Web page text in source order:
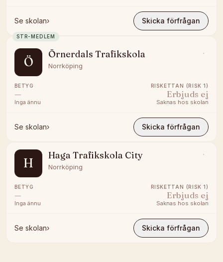
Se skolan› Skicka förfrågan
STR-MEDLEM
Ö
Örnerdals Trafikskola
Norrköping
BETYG
—
Inga ännu
RISKETTAN (RISK 1)
Erbjuds ej
Saknas hos skolan
Se skolan› Skicka förfrågan
H
Haga Trafikskola City
Norrköping
BETYG
—
Inga ännu
RISKETTAN (RISK 1)
Erbjuds ej
Saknas hos skolan
Se skolan› Skicka förfrågan